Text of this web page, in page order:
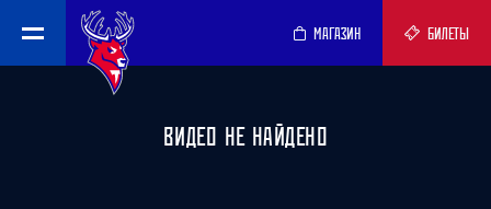
МАГАЗИН БИЛЕТЫ
ВИДЕО НЕ НАЙДЕНО